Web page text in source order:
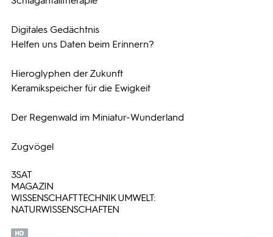
Digitales Gedächtnis
Helfen uns Daten beim Erinnern?
Hieroglyphen der Zukunft
Keramikspeicher für die Ewigkeit
Der Regenwald im Miniatur-Wunderland
Zugvögel
3SAT
MAGAZIN
WISSENSCHAFT TECHNIK UMWELT:
NATURWISSENSCHAFTEN